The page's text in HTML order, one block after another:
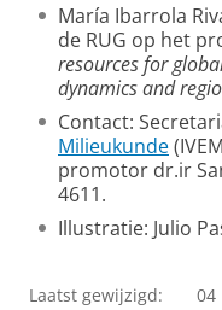
María Ibarrola
de RUG op het
resources for
dynamics and
Contact:
Milieukunde
promotor dr.ir
4611.
Illustratie: Julio
Laatst gewijzigd: 04